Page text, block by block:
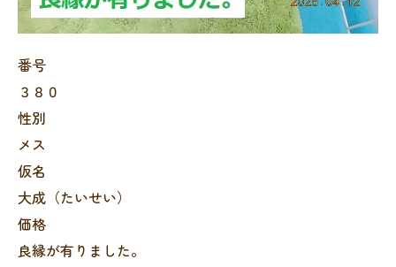
番号
３８０
性別
メス
仮名
大成（たいせい）
価格
良縁が有りました。